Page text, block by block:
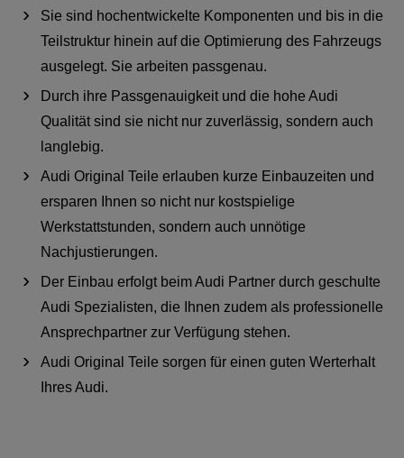
Sie sind hochentwickelte Komponenten und bis in die
Teilstruktur hinein auf die Optimierung des Fahrzeugs
ausgelegt. Sie arbeiten passgenau.
Durch ihre Passgenauigkeit und die hohe Audi
Qualität sind sie nicht nur zuverlässig, sondern auch
langlebig.
Audi Original Teile erlauben kurze Einbauzeiten und
ersparen Ihnen so nicht nur kostspielige
Werkstattstunden, sondern auch unnötige
Nachjustierungen.
Der Einbau erfolgt beim Audi Partner durch geschulte
Audi Spezialisten, die Ihnen zudem als professionelle
Ansprechpartner zur Verfügung stehen.
Audi Original Teile sorgen für einen guten Werterhalt
Ihres Audi.